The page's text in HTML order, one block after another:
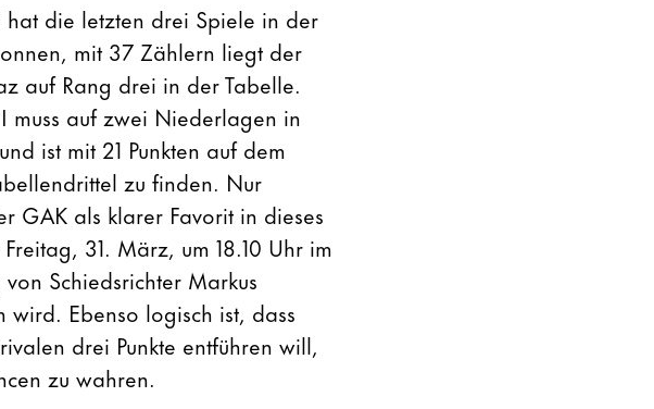
hat die letzten drei Spiele in der
mit 37 Zählern liegt der
auf Rang drei in der Tabelle.
muss auf zwei Niederlagen in
ist mit 21 Punkten auf dem
zu finden. Nur
GAK als klarer Favorit in dieses
31. März, um 18.10 Uhr im
Schiedsrichter Markus
Ebenso logisch ist, dass
drei Punkte entführen will,
zu wahren.